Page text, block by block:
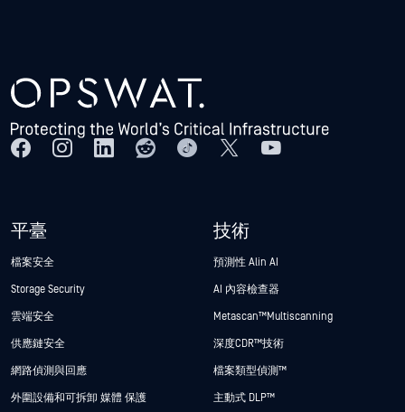
平臺
檔案安全
Storage Security
雲端安全
供應鏈安全
網路偵測與回應
外圍設備和可拆卸 媒體 保護
技術
預測性 Alin AI
AI 內容檢查器
Metascan™ Multiscanning
深度CDR™技術
檔案類型偵測™
主動式 DLP™